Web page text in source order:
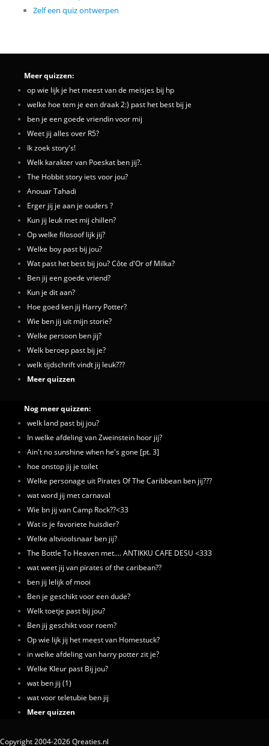
Zelf een quiz ontwerpen
Meer quizzen:
op wie lijk je het meest van de meisjes bij hp
welke hoe tem je een draak 2:) past het best bij je
ben je een goede vriendin voor mij
Weet jij alles over R5?
Ik zoek story's!
Welk karakter van Poeskat ben jij?.
The Hobbit story iets voor jou?
Anouar Tahadi
Erger jij je aan je ouders ?
Kun jij leuk met mij chillen?
Op welke filosoof lijk jij?
Welke boy past bij jou?
Wat past het best bij jou? Côte d'Or of Milka?
Ben jij een goede vriend?
Kun je dit aan?
Hoe goed ken jij Harry Potter?
Wie ben jij uit mijn storie?
Welke persoon ben jij?
Welk beroep past bij je?
welk tijdschrift vindt jij leuk???
Meer quizzen
Nog meer quizzen:
welk land past bij jou?
In welke afdeling van Zweinstein hoor jij?
Ain't no sunshine when he's gone [pt. 3]
hoe onstop jij je toilet
Welke personage uit Pirates Of The Caribbean ben jij???
wat word jij met carnaval
Wie bn jij van Camp Rock??<33
Wat is je favoriete huisdier?
Welke altvioolsnaar ben jij?
The Bottle To Heaven met.... ANTIKKU CAFE DESU <333
wat weet jij van pirates of the caribean??
ben jij lelijk of mooi
Ben je geschikt voor een dude?
Welk toetje past bij jou?
Ben jij geschikt voor roem?
Op wie lijk jij het meest van Homestuck?
in welke afdeling van harry potter zit je?
Welke Kleur past Bij jou?
wat ben jij (1)
wat voor teletubie ben jij
Meer quizzen
Copyright 2004-2026 Qreaties.nl